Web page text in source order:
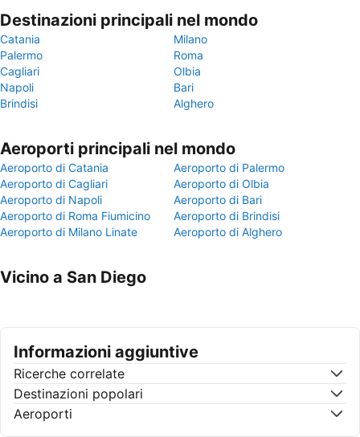
Destinazioni principali nel mondo
Catania
Milano
Palermo
Roma
Cagliari
Olbia
Napoli
Bari
Brindisi
Alghero
Aeroporti principali nel mondo
Aeroporto di Catania
Aeroporto di Palermo
Aeroporto di Cagliari
Aeroporto di Olbia
Aeroporto di Napoli
Aeroporto di Bari
Aeroporto di Roma Fiumicino
Aeroporto di Brindisi
Aeroporto di Milano Linate
Aeroporto di Alghero
Vicino a San Diego
Informazioni aggiuntive
Ricerche correlate
Destinazioni popolari
Aeroporti